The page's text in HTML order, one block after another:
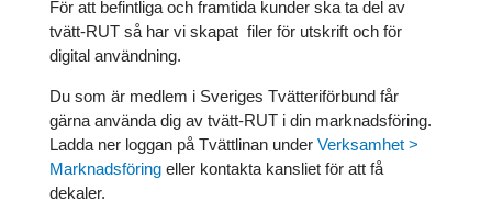
För att befintliga och framtida kunder ska ta del av
tvätt-RUT så har vi skapat filer för utskrift och för
digital användning.
Du som är medlem i Sveriges Tvätteriförbund får
gärna använda dig av tvätt-RUT i din marknadsföring.
Ladda ner loggan på Tvättlinan under Verksamhet >
Marknadsföringeller kontakta kansliet för att få
dekaler.